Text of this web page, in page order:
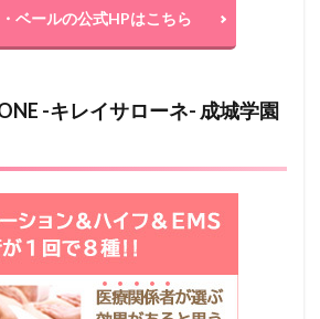
ベールの公式HPはこちら
-キレイサローネ- 成城学園